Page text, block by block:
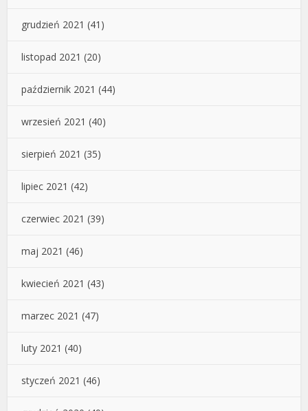
grudzień 2021 (41)
listopad 2021 (20)
październik 2021 (44)
wrzesień 2021 (40)
sierpień 2021 (35)
lipiec 2021 (42)
czerwiec 2021 (39)
maj 2021 (46)
kwiecień 2021 (43)
marzec 2021 (47)
luty 2021 (40)
styczeń 2021 (46)